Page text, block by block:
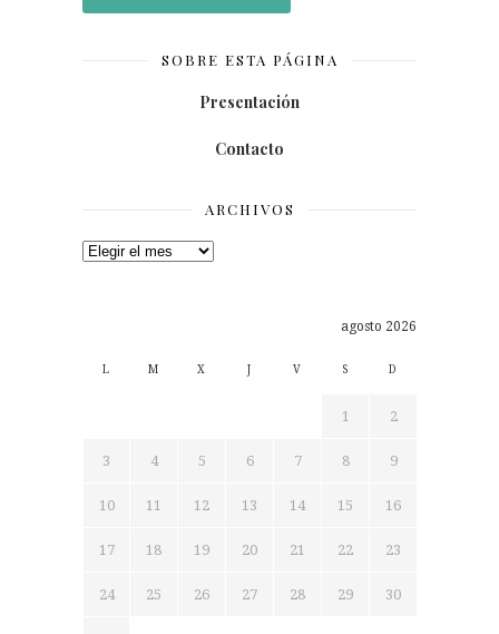
SOBRE ESTA PÁGINA
Presentación
Contacto
ARCHIVOS
Archivos
agosto 2026
L M X V S D
1 2
3 4 5 6 7 8 9
10 11 12 13 14 15 16
17 18 19 20 21 22 23
24 25 26 27 28 29 30